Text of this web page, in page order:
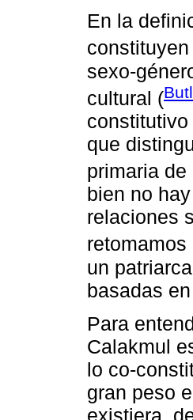
En la
constituyen
sexo-
cultural (
que
primaria
bien no
relaciones
un
basadas
Para
Calakmul
lo co-
gran peso
existiera,